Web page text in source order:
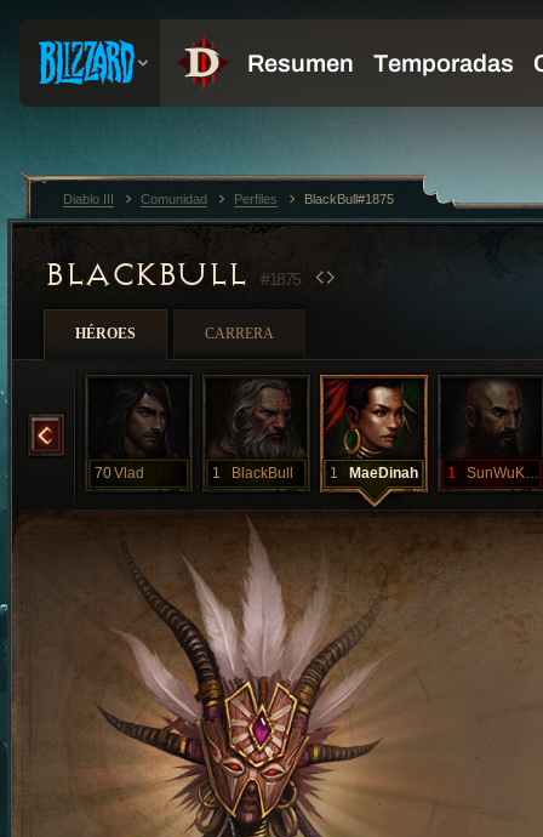
BLACKBULL #1875
HÉROES CARRERA
70Vlad 1 BlackBull 1 MaeDinah 1 SunWuKhong
Diablo III Comunidad Perfiles BlackBull#1875